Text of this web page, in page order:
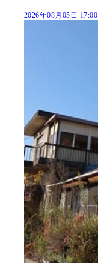
2026年08月05日 17:00